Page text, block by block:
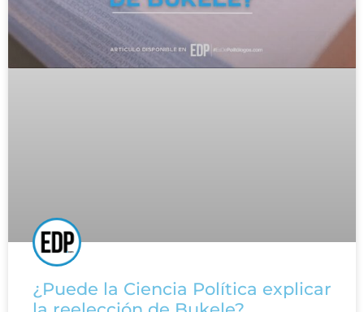
¿Puede la Ciencia Política explicar